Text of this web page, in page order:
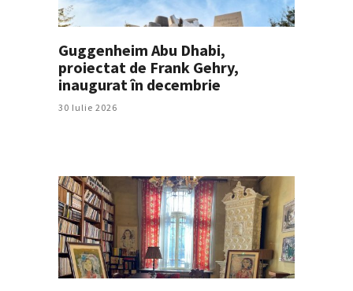
Guggenheim Abu Dhabi,
proiectat de Frank Gehry,
inaugurat în decembrie
30 Iulie 2026